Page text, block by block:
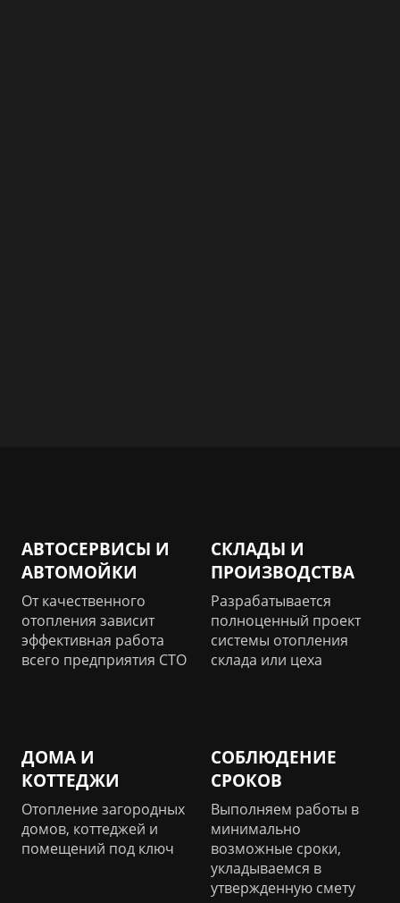
АВТОСЕРВИСЫ И
АВТОМОЙКИ
От качественного
отопления зависит
эффективная работа
всего предприятия СТО
СКЛАДЫ И
ПРОИЗВОДСТВА
Разрабатывается
полноценный проект
системы отопления
склада или цеха
ДОМА И
КОТТЕДЖИ
Отопление загородных
домов, коттеджей и
помещений под ключ
СОБЛЮДЕНИЕ
СРОКОВ
Выполняем работы в
минимально
возможные сроки,
укладываемся в
утвержденную смету